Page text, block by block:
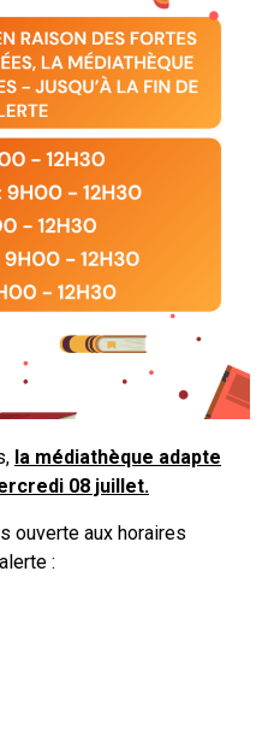
la médiathèque adapte
08 juillet.
ouverte aux horaires
: